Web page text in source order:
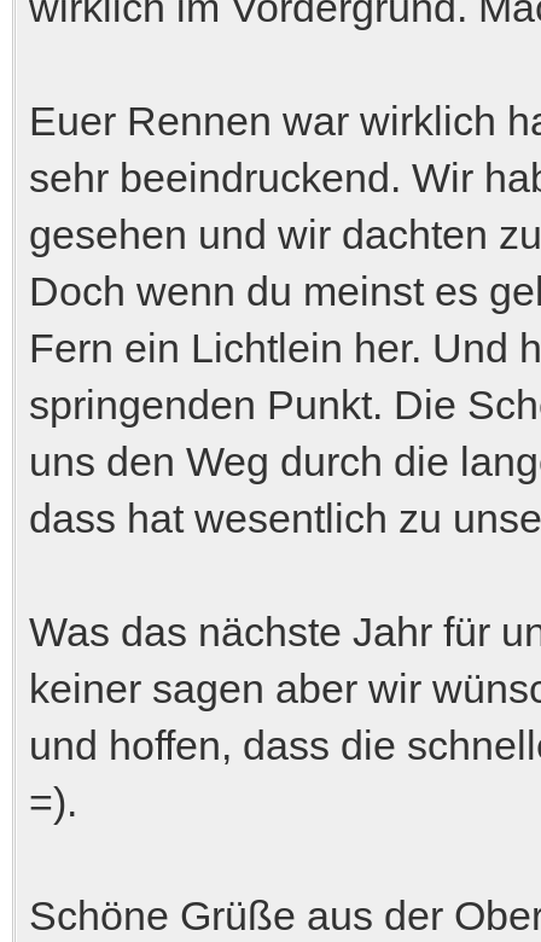
Euer Rennen war wirklich
sehr beeindruckend. Wir
gesehen und wir dachten
Doch wenn du meinst es
Fern ein Lichtlein her. Und
springenden Punkt. Die
uns den Weg durch die
dass hat wesentlich zu
Was das nächste Jahr für
keiner sagen aber wir
und hoffen, dass die
=).
Schöne Grüße aus der